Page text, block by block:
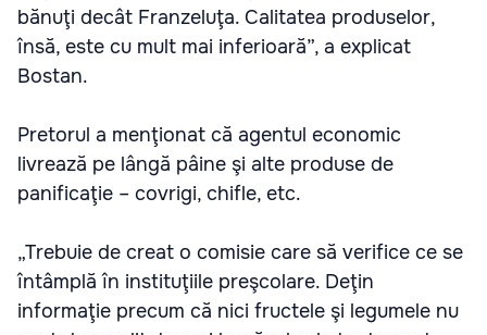
bănuţi decât Franzeluţa. Calitatea produselor,
însă, este cu mult mai inferioară”, a explicat
Bostan.
Pretorul a menţionat că agentul economic
livrează pe lângă pâine şi alte produse de
panificaţie – covrigi, chifle, etc.
„Trebuie de creat o comisie care să verifice ce se
întâmplă în instituţiile preşcolare. Deţin
informaţie precum că nici fructele şi legumele nu